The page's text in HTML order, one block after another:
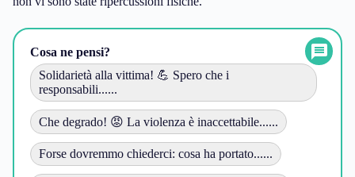
Cosa ne pensi?
Solidarietà alla vittima! 💪 Spero che i
responsabili......
Che degrado! 😡 La violenza è inaccettabile......
Forse dovremmo chiederci: cosa ha portato......